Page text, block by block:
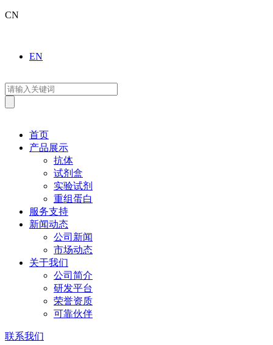
CN
EN
首页
产品展示
抗体
试剂盒
实验试剂
重组蛋白
服务支持
新闻动态
公司新闻
市场动态
关于我们
公司简介
研发平台
荣誉资质
可靠伙伴
联系我们